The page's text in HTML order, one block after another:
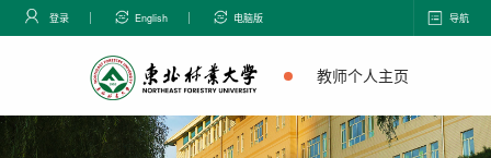
登录 English 电脑版 导航
教师个人主页